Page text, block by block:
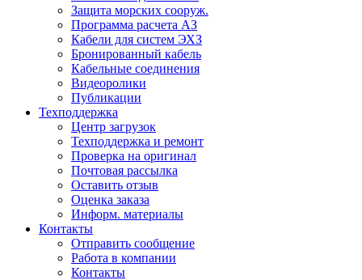
Защита морских сооруж.
Программа расчета АЗ
Кабели для систем ЭХЗ
Бронированный кабель
Кабельные соединения
Видеоролики
Публикации
Техподдержка
Центр загрузок
Техподдержка и ремонт
Проверка на оригинал
Почтовая рассылка
Оставить отзыв
Оценка заказа
Информ. материалы
Контакты
Отправить сообщение
Работа в компании
Контакты